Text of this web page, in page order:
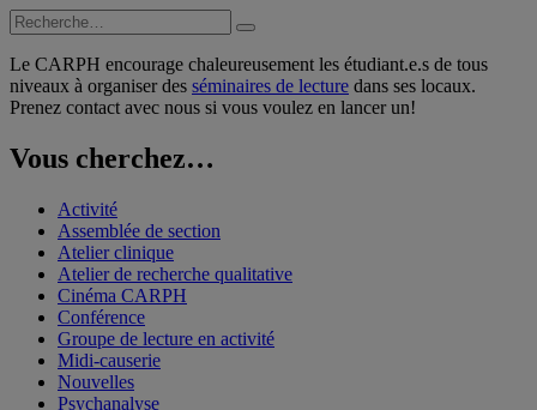
Recherche
pour :
Recherche
Le CARPH encourage chaleureusement les étudiant.e.s de tous
niveaux à organiser des séminaires de lecture dans ses locaux.
Prenez contact avec nous si vous voulez en lancer un!
Vous cherchez…
Activité
Assemblée de section
Atelier clinique
Atelier de recherche qualitative
Cinéma CARPH
Conférence
Groupe de lecture en activité
Midi-causerie
Nouvelles
Psychanalyse